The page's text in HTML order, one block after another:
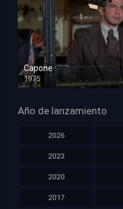
Capone
1975
HD 1080p
Año de lanzamiento
2026
2023
2020
2017